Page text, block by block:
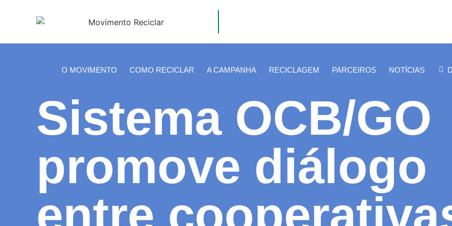
O MOVIMENTO COMO RECICLAR A CAMPANHA RECICLAGEM PARCEIROS NOTÍCIAS
Sistema OCB/GO
promove diálogo
entre